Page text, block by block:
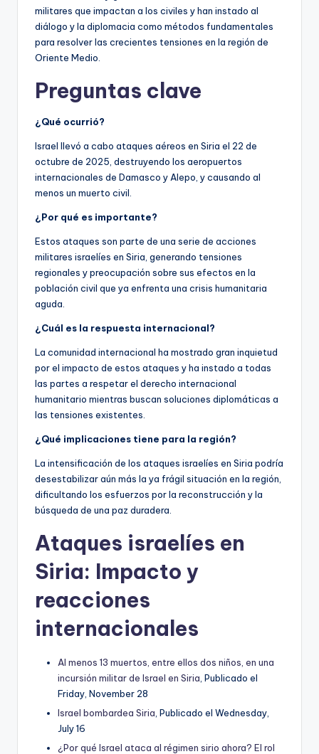
militares que impactan a los civiles y han instado al
diálogo y la diplomacia como métodos fundamentales
para resolver las crecientes tensiones en la región de
Oriente Medio.
Preguntas clave
¿Qué ocurrió?
Israel llevó a cabo ataques aéreos en Siria el 22 de
octubre de 2025, destruyendo los aeropuertos
internacionales de Damasco y Alepo, y causando al
menos un muerto civil.
¿Por qué es importante?
Estos ataques son parte de una serie de acciones
militares israelíes en Siria, generando tensiones
regionales y preocupación sobre sus efectos en la
población civil que ya enfrenta una crisis humanitaria
aguda.
¿Cuál es la respuesta internacional?
La comunidad internacional ha mostrado gran inquietud
por el impacto de estos ataques y ha instado a todas
las partes a respetar el derecho internacional
humanitario mientras buscan soluciones diplomáticas a
las tensiones existentes.
¿Qué implicaciones tiene para la región?
La intensificación de los ataques israelíes en Siria podría
desestabilizar aún más la ya frágil situación en la región,
dificultando los esfuerzos por la reconstrucción y la
búsqueda de una paz duradera.
Ataques israelíes en
Siria: Impacto y
reacciones
internacionales
Al menos 13 muertos, entre ellos dos niños, en una
incursión militar de Israel en Siria , Publicado el
Friday, November 28
Israel bombardea Siria , Publicado el Wednesday,
July 16
¿Por qué Israel ataca al régimen sirio ahora? El rol